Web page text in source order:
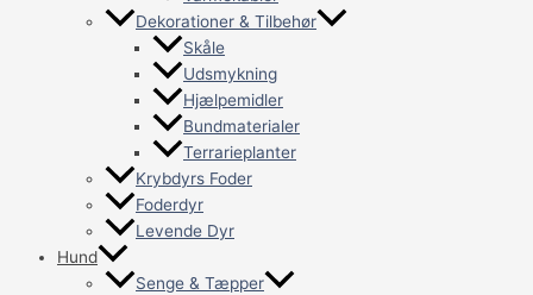
Dekorationer & Tilbehør
Skåle
Udsmykning
Hjælpemidler
Bundmaterialer
Terrarieplanter
Krybdyrs Foder
Foderdyr
Levende Dyr
Hund
Senge & Tæpper